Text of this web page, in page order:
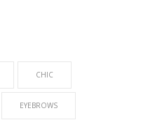
CHIC
EYEBROWS